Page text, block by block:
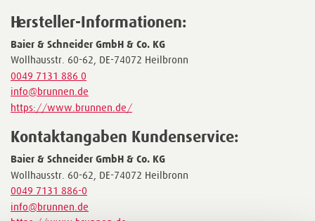
Hersteller-Informationen:
Baier & Schneider GmbH & Co. KG
Wollhausstr. 60-62, DE-74072 Heilbronn
0049 7131 886 0
info@brunnen.de
https://www.brunnen.de/
Kontaktangaben Kundenservice:
Baier & Schneider GmbH & Co. KG
Wollhausstr. 60-62, DE-74072 Heilbronn
0049 7131 886-0
info@brunnen.de